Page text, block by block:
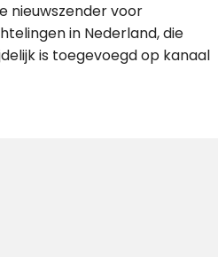
nieuwszender voor
in Nederland, die
is toegevoegd op kanaal